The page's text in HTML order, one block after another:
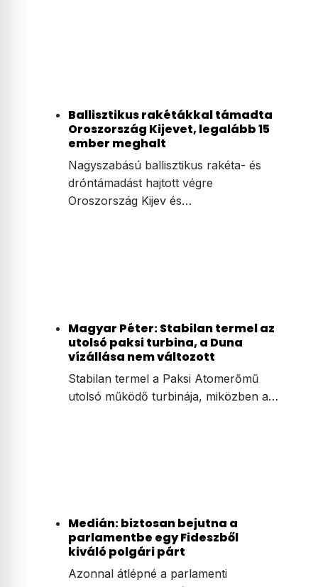
Ballisztikus rakétákkal támadta
Oroszország Kijevet, legalább 15
ember meghalt
Nagyszabású ballisztikus rakéta- és
dróntámadást hajtott végre
Oroszország Kijev és…
Magyar Péter: Stabilan termel az
utolsó paksi turbina, a Duna
vízállása nem változott
Stabilan termel a Paksi Atomerőmű
utolsó működő turbinája, miközben a…
Medián: biztosan bejutna a
parlamentbe egy Fideszből
kiváló polgári párt
Azonnal átlépné a parlamenti